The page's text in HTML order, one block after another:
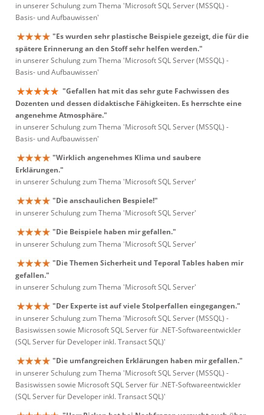
in unserer Schulung zum Thema 'Microsoft SQL Server (MSSQL) -
Basis- und Aufbauwissen'
"Es wurden sehr plastische Beispiele gezeigt, die für die
spätere Erinnerung an den Stoff sehr helfen werden."
in unserer Schulung zum Thema 'Microsoft SQL Server (MSSQL) -
Basis- und Aufbauwissen'
"Gefallen hat mit das sehr gute Fachwissen des
Dozenten und dessen didaktische Fähigkeiten. Es herrschte eine
angenehme Atmosphäre."
in unserer Schulung zum Thema 'Microsoft SQL Server (MSSQL) -
Basis- und Aufbauwissen'
"Wirklich angenehmes Klima und saubere
Erklärungen."
in unserer Schulung zum Thema 'Microsoft SQL Server'
"Die anschaulichen Bespiele!"
in unserer Schulung zum Thema 'Microsoft SQL Server'
"Die Beispiele haben mir gefallen."
in unserer Schulung zum Thema 'Microsoft SQL Server'
"Die Themen Sicherheit und Teporal Tables haben mir
gefallen."
in unserer Schulung zum Thema 'Microsoft SQL Server'
"Der Experte ist auf viele Stolperfallen eingegangen."
in unserer Schulung zum Thema 'Microsoft SQL Server (MSSQL) -
Basiswissen sowie Microsoft SQL Server für .NET-Softwareentwickler
(SQL Server für Developer inkl. Transact SQL)'
"Die umfangreichen Erklärungen haben mir gefallen."
in unserer Schulung zum Thema 'Microsoft SQL Server (MSSQL) -
Basiswissen sowie Microsoft SQL Server für .NET-Softwareentwickler
(SQL Server für Developer inkl. Transact SQL)'